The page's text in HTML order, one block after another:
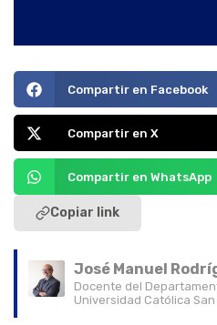
Compartir en Facebook
Compartir en X
Compartir en WhatsApp
Copiar link
José Manuel
Docente del
Universidad Católica